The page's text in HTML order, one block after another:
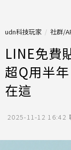
udn科技玩家 社群/
LINE免費
超Q用半
在這
2025-11-12 16:42